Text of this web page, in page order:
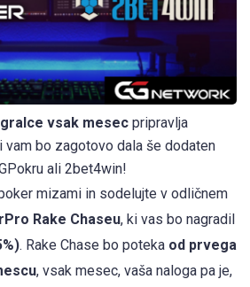
vsak mesec pripravlja
vam bo zagotovo dala še dodaten
ali 2bet4win!
mizami in sodelujte v odličnem
Rake Chaseu, ki vas bo nagradil
. Rake Chase bo poteka od prvega
, vsak mesec, vaša naloga pa je,